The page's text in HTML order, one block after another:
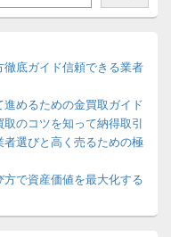
底ガイド信頼できる業者
めるための金買取ガイド
のコツを知って納得取引
選びと高く売るための極
で資産価値を最大化する